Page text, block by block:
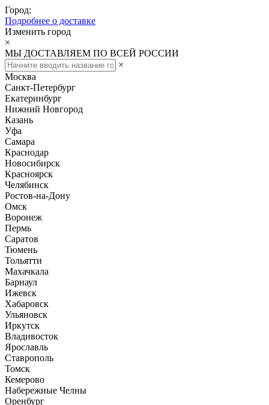
Город:
Подробнее о доставке
Изменить город
×
МЫ ДОСТАВЛЯЕМ ПО ВСЕЙ РОССИИ
×
Москва
Санкт-Петербург
Екатеринбург
Нижний Новгород
Казань
Уфа
Самара
Краснодар
Новосибирск
Красноярск
Челябинск
Ростов-на-Дону
Омск
Воронеж
Пермь
Саратов
Тюмень
Тольятти
Махачкала
Барнаул
Ижевск
Хабаровск
Ульяновск
Иркутск
Владивосток
Ярославль
Ставрополь
Томск
Кемерово
Набережные Челны
Оренбург